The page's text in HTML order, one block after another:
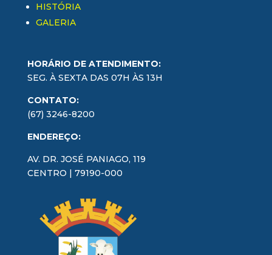
HISTÓRIA
GALERIA
HORÁRIO DE ATENDIMENTO:
SEG. À SEXTA DAS 07H ÀS 13H
CONTATO:
(67) 3246-8200
ENDEREÇO:
AV. DR. JOSÉ PANIAGO, 119
CENTRO | 79190-000